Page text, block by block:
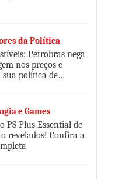
da Política
Petrobras nega
nos preços e
sua política de
e Games
PS Plus Essential de
revelados! Confira a